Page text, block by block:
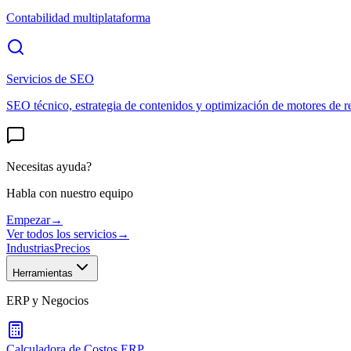
Contabilidad multiplataforma
Servicios de SEO
SEO técnico, estrategia de contenidos y optimización de motores de
Necesitas ayuda?
Habla con nuestro equipo
Empezar→
Ver todos los servicios→
IndustriasPrecios
Herramientas
ERP y Negocios